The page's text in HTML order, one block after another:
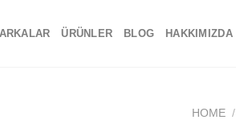
ÜRÜNLER BLOG HAKKIMIZDA
HOME /